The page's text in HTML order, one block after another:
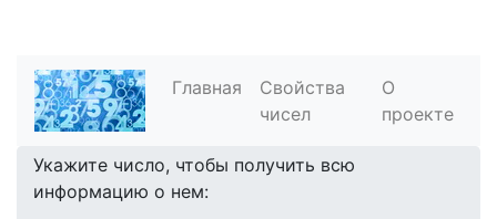
Главная
Свойства
чисел
О
проекте
Укажите число, чтобы получить всю
информацию о нем: